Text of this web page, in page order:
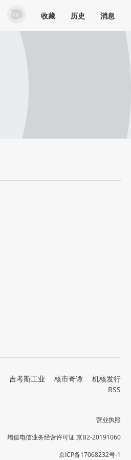
收藏 历史 消息
吉考斯工业 核市奇谭
机核发行
RSS
营业执照
增值电信业务经营许可证 京B2-20191060
京ICP备17068232号-1